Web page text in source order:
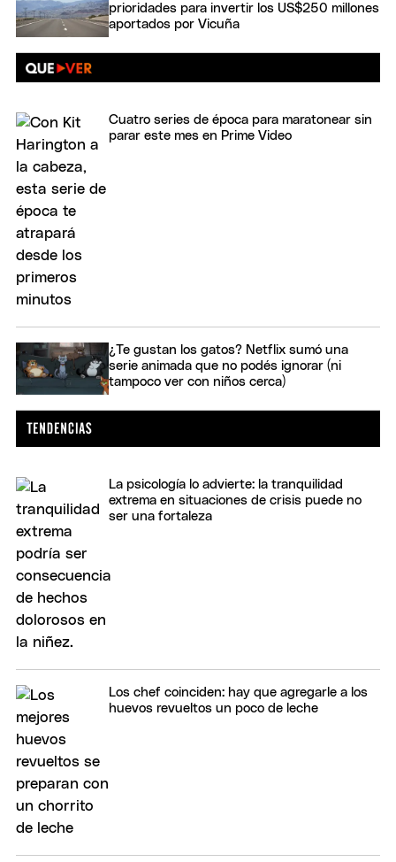
prioridades para invertir los US$250 millones
aportados por Vicuña
Cuatro series de época para maratonear sin
parar este mes en Prime Video
¿Te gustan los gatos? Netflix sumó una
serie animada que no podés ignorar (ni
tampoco ver con niños cerca)
La psicología lo advierte: la tranquilidad
extrema en situaciones de crisis puede no
ser una fortaleza
Los chef coinciden: hay que agregarle a los
huevos revueltos un poco de leche